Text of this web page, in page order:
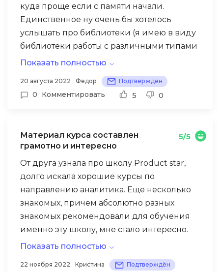
куда проще если с памяти начали.
Единственное ну очень бы хотелось
услышать про библиотеки (я имею в виду
библиотеки работы с различными типами
данных) и увидеть пару примеров работы
забегаю). Так же возможно было бы
неплохо рассказать про современные
предкомпиляции кода (понятное дело не
бином ньютона но все таки существенная
помощь разработчику ПО, а заодно бы
новичков бы успокоили)!
Показать полностью
20 августа 2022 Федор Подтверждён
0 Комментировать 5 0
Материал курса составлен
грамотно и интересно
5/5
От друга узнала про школу Product star,
долго искала хорошие курсы по
направлению аналитика. Еще несколько
знакомых, причем абсолютно разных
знакомых рекомендовали для обучения
именно эту школу, мне стало интересно.
И вот который месяц прохожу обучение.
Честно, по ка в восторге. Материал курса
Показать полностью
22 ноября 2022 Кристина Подтверждён